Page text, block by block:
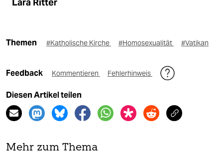
Lara Ritter
Themen #Katholische Kirche #Homosexualität #Vatikan
Feedback Kommentieren Fehlerhinweis
Diesen Artikel teilen
Mehr zum Thema